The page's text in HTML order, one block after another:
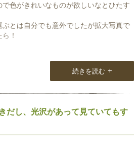
色がきれいなものが欲しいなとひたす
とは自分でも意外でしたが拡大写真で
！
して見ています。
、これからも素敵なストールをどんど
続きを読む +
だし、光沢があって見ていてもす